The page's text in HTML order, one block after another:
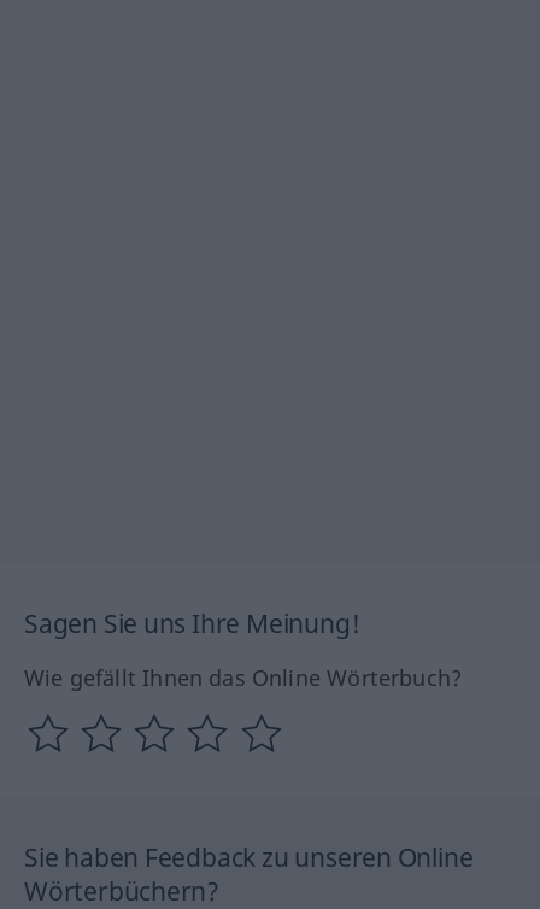
Sagen Sie uns Ihre Meinung!
Wie gefällt Ihnen das Online Wörterbuch?
Sie haben Feedback zu unseren Online
Wörterbüchern?